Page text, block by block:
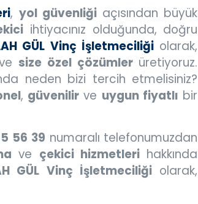
, yol güvenliğiaçısından büyük
ihtiyacınız olduğunda, doğru
GÜL Vinç İşletmeciliği olarak,
size özel çözümlerüretiyoruz.
neden bizi tercih etmelisiniz?
, güvenilir ve uygun fiyatlı bir
56 39 numaralı telefonumuzdan
ve çekici hizmetleri hakkında
GÜL Vinç İşletmeciliği olarak,